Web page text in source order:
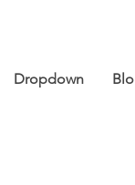
Dropdown